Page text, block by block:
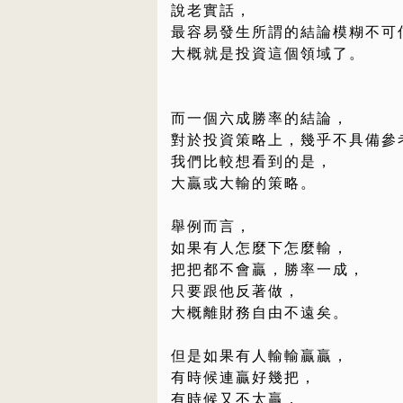
說老實話，
最容易發生所謂的結論模糊不可
大概就是投資這個領域了。
而一個六成勝率的結論，
對於投資策略上，幾乎不具備參
我們比較想看到的是，
大贏或大輸的策略。
舉例而言，
如果有人怎麼下怎麼輸，
把把都不會贏，勝率一成，
只要跟他反著做，
大概離財務自由不遠矣。
但是如果有人輸輸贏贏，
有時候連贏好幾把，
有時候又不太贏，